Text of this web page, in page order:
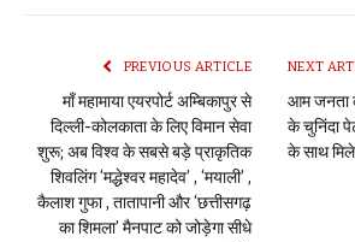
PREVIOUS ARTICLE
माँ महामाया एयरपोर्ट अम्बिकापुर से
दिल्ली-कोलकाता के लिए विमान सेवा
शुरू; अब विश्व के सबसे बड़े प्राकृतिक
शिवलिंग ‘मद्धेश्वर महादेव’ , ‘मयाली’ ,
कैलाश गुफा , तातापानी और ‘छत्तीसगढ़
का शिमला’ मैनपाट को जोड़ेगा सीधे
NEXT
आम जनता
के चुनिंदा
के साथ